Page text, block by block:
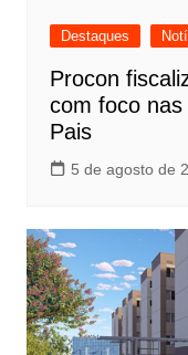
Destaques
Procon
com foco
Pais
5 de agosto de